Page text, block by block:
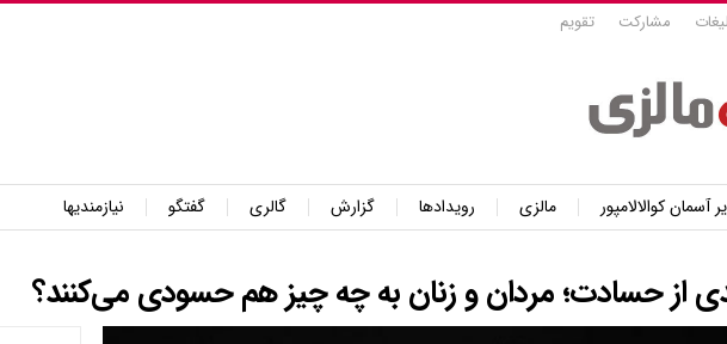
مشارکت تقویم
آسمان کوالالامپور مالزی رویدادها گزارش گالری گفتگو
نیازمندیها
از حسادت؛ مردان و زنان به چه چیز هم حسودی می‌کنند؟